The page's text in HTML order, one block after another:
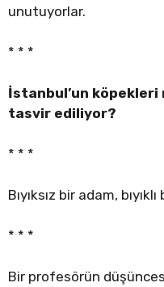
unutuyorlar.
* * *
İstanbul’un köpekleri
tasvir ediliyor?
* * *
Bıyıksız bir adam,
* * *
Bir profesörün